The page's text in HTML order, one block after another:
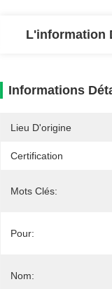
L'information
Informations
Lieu D'origine
Certification
Mots Clés:
Pour:
Nom: